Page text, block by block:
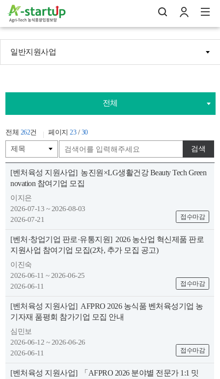
창
그
인
체
일반지원사업
전체
전체 262건 페이지23/ 30
검색
[벤처육성 지원사업] 농진원×LG생활건강 Beauty Tech Green
novation 참여기업 모집
이지은
2026-07-13 ~ 2026-08-03
2026-07-21
접수마감
[벤처·창업기업 판로·유통지원] 2026 농산업 혁신제품 판로
지원사업 참여기업 모집(2차, 추가 모집 공고)
이진숙
2026-06-11 ~ 2026-06-25
2026-06-11
접수마감
[벤처육성 지원사업] AFPRO 2026 농식품 벤처육성기업 농
기자재 품평회 참가기업 모집 안내
심민보
2026-06-12 ~ 2026-06-26
2026-06-11
접수마감
[벤처육성 지원사업]
「AFPRO 2026 분야별 전문가 1:1 밋